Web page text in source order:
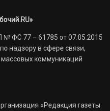
ФС 77 – 61785 от 07.05.2015
надзору в сфере связи,
коммуникаций
«Редакция газеты